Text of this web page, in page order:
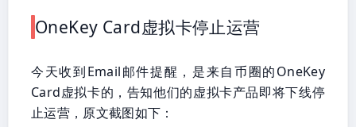
OneKey Card虚拟卡停止运营
今天收到Email邮件提醒，是来自币圈的OneKey
Card虚拟卡的，告知他们的虚拟卡产品即将下线停
止运营，原文截图如下：